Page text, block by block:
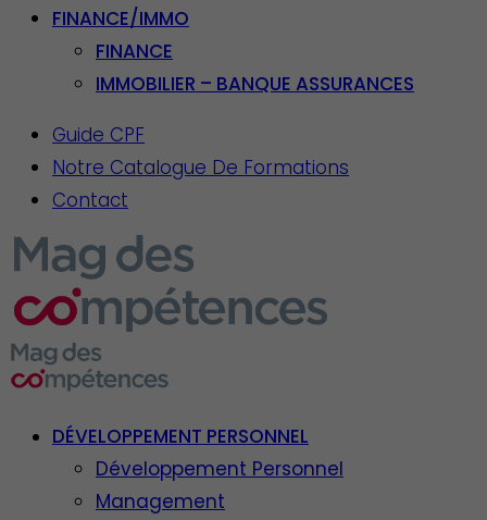
FINANCE/IMMO
FINANCE
IMMOBILIER – BANQUE ASSURANCES
Guide CPF
Notre Catalogue De Formations
Contact
DÉVELOPPEMENT PERSONNEL
Développement Personnel
Management